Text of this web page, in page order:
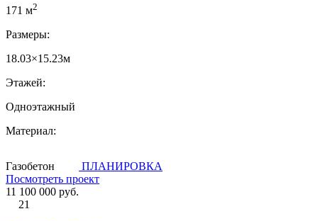
171 м2
Размеры:
18.03×15.23м
Этажей:
Одноэтажный
Материал:
Газобетон
ПЛАНИРОВКА
Посмотреть проект
11 100 000 руб.
21